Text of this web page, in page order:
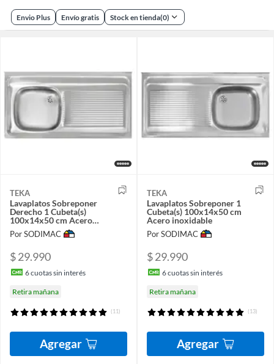
Envio Plus Envío gratis Stock en tienda(0)
TEKA
Lavaplatos Sobreponer
Derecho 1 Cubeta(s)
100x14x50 cm Acero
inoxidable
Por SODIMAC
$ 29.990
6cuotas sin interés
Retira mañana
(11)
Agregar
TEKA
Lavaplatos Sobreponer 1
Cubeta(s) 100x14x50 cm
Acero inoxidable
Por SODIMAC
$ 29.990
6cuotas sin interés
Retira mañana
(13)
Agregar